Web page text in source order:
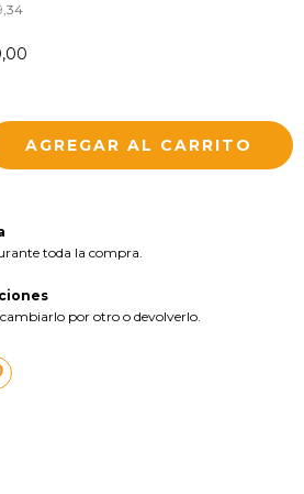
toda la compra.
por otro o devolverlo.